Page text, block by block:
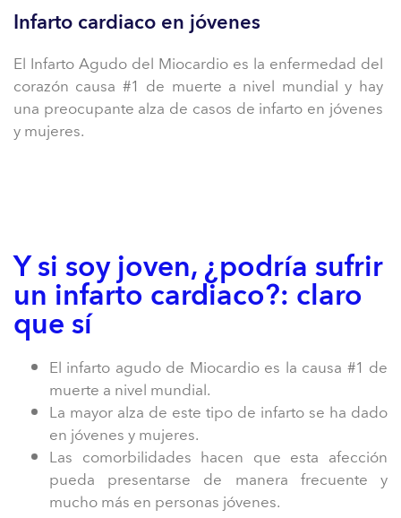
Infarto cardiaco en jóvenes
El Infarto Agudo del Miocardio es la enfermedad del
corazón causa #1 de muerte a nivel mundial y hay
una preocupante alza de casos de infarto en jóvenes
y mujeres.
Y si soy joven, ¿podría sufrir
un infarto cardiaco?: claro
que sí
El infarto agudo de Miocardio es la causa #1 de
muerte a nivel mundial.
La mayor alza de este tipo de infarto se ha dado
en jóvenes y mujeres.
Las comorbilidades hacen que esta afección
pueda presentarse de manera frecuente y
mucho más en personas jóvenes.